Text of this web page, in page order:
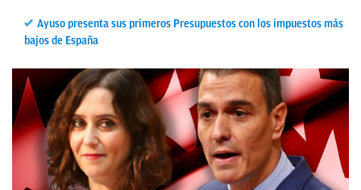
Ayuso presenta sus primeros Presupuestos con los impuestos más
bajos de España